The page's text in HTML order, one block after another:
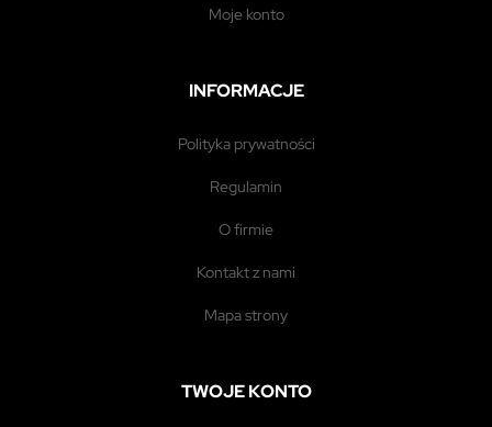
moje konto
INFORMACJE
polityka prywatności
regulamin
o firmie
kontakt z nami
mapa strony
TWOJE KONTO